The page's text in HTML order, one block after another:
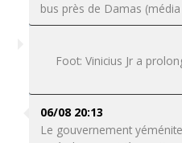
bus près de Damas
Foot: Vinicius Jr a
06/08 20:13
Le gouvernement